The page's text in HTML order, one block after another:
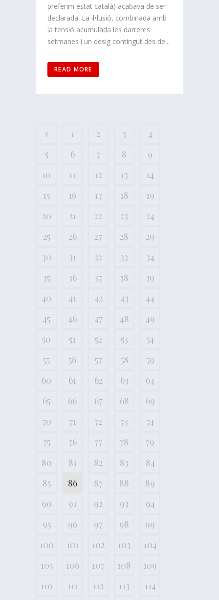
preferim estat català) acabava de ser
declarada. La il•lusió, combinada amb
la tensió acumulada les darreres
setmanes i un desig contingut des de...
READ MORE
1 2 3
4
5
6 7 8
9
10
11 12 13
14
15
16 17 18
19
20
21 22 23
24
25
26 27 28
29
30
31 32 33
34
35
36 37 38
39
40
41 42 43
44
45
46 47 48
49
50
51 52 53
54
55
56 57 58
59
60
61 62 63
64
65
66 67 68
69
70
71 72 73
74
75
76 77 78
79
80
81 82 83
84
85
86 87 88
89
90
91 92 93
94
95
96 97 98
99
100
101 102 103
104
105
106 107 108
109
110
111 112 113
114